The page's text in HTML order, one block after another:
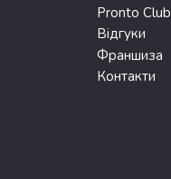
Pronto Club
Відгуки
Франшиза
Контакти